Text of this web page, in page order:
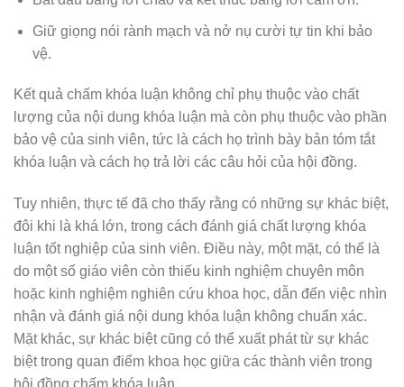
Giữ giọng nói rành mạch và nở nụ cười tự tin khi bảo
vệ.
Kết quả chấm khóa luận không chỉ phụ thuộc vào chất
lượng của nội dung khóa luận mà còn phụ thuộc vào phần
bảo vệ của sinh viên, tức là cách họ trình bày bản tóm tắt
khóa luận và cách họ trả lời các câu hỏi của hội đồng.
Tuy nhiên, thực tế đã cho thấy rằng có những sự khác biệt,
đôi khi là khá lớn, trong cách đánh giá chất lượng khóa
luận tốt nghiệp của sinh viên. Điều này, một mặt, có thể là
do một số giáo viên còn thiếu kinh nghiệm chuyên môn
hoặc kinh nghiệm nghiên cứu khoa học, dẫn đến việc nhìn
nhận và đánh giá nội dung khóa luận không chuẩn xác.
Mặt khác, sự khác biệt cũng có thể xuất phát từ sự khác
biệt trong quan điểm khoa học giữa các thành viên trong